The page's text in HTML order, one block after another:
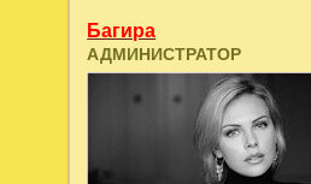
Багира
АДМИНИСТРАТОР